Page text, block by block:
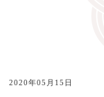
2020年05月15日